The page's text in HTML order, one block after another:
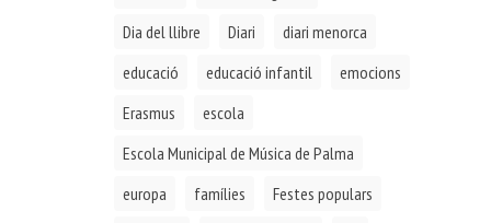
Dia del llibre
Diari
diari menorca
educació
educació infantil
emocions
Erasmus
escola
Escola Municipal de Música de Palma
europa
famílies
Festes populars